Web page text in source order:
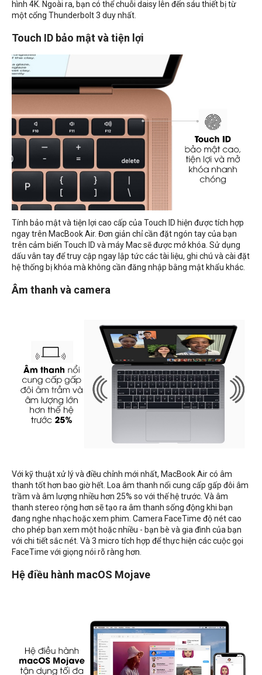
hình 4K. Ngoài ra, bạn có thể chuỗi daisy lên đến sáu thiết bị từ
một cổng Thunderbolt 3 duy nhất.
Touch ID bảo mật và tiện lợi
Tính bảo mật và tiện lợi cao cấp của Touch ID hiện được tích hợp
ngay trên MacBook Air. Đơn giản chỉ cần đặt ngón tay của bạn
trên cảm biến Touch ID và máy Mac sẽ được mở khóa. Sử dụng
dấu vân tay để truy cập ngay lập tức các tài liệu, ghi chú và cài đặt
hệ thống bị khóa mà không cần đăng nhập bằng mật khẩu khác.
Âm thanh và camera
Với kỹ thuật xử lý và điều chỉnh mới nhất, MacBook Air có âm
thanh tốt hơn bao giờ hết. Loa âm thanh nổi cung cấp gấp đôi âm
trầm và âm lượng nhiều hơn 25% so với thế hệ trước. Và âm
thanh stereo rộng hơn sẽ tạo ra âm thanh sống động khi bạn
đang nghe nhạc hoặc xem phim. Camera FaceTime độ nét cao
cho phép bạn xem một hoặc nhiều - bạn bè và gia đình của bạn
với chi tiết sắc nét. Và 3 micro tích hợp để thực hiện các cuộc gọi
FaceTime với giọng nói rõ ràng hơn.
Hệ điều hành macOS Mojave